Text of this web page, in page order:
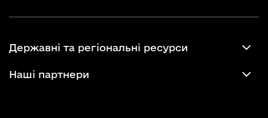
Державні та регіональні ресурси
Наші партнери